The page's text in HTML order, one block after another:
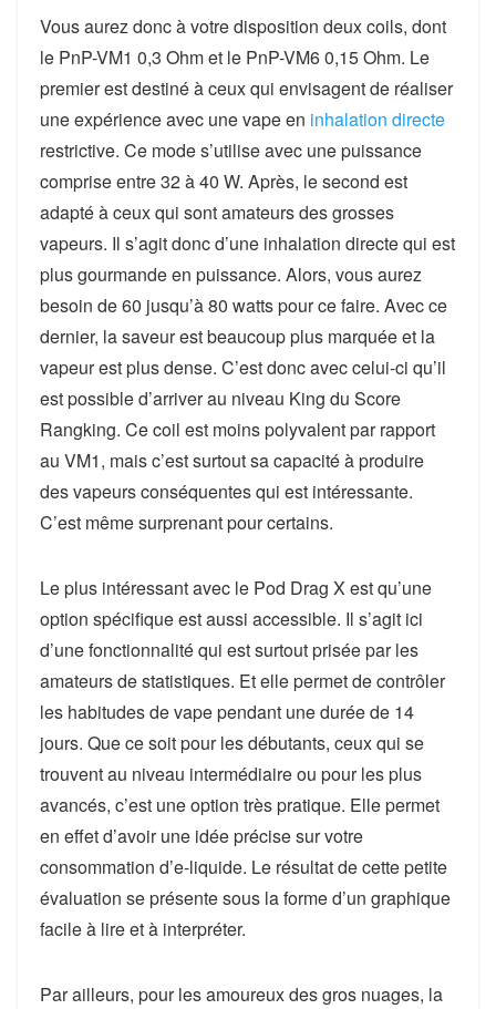
Vous aurez donc à votre disposition deux coils, dont
le PnP-VM1 0,3 Ohm et le PnP-VM6 0,15 Ohm. Le
premier est destiné à ceux qui envisagent de réaliser
une expérience avec une vape en inhalation directe
restrictive. Ce mode s’utilise avec une puissance
comprise entre 32 à 40 W. Après, le second est
adapté à ceux qui sont amateurs des grosses
vapeurs. Il s’agit donc d’une inhalation directe qui est
plus gourmande en puissance. Alors, vous aurez
besoin de 60 jusqu’à 80 watts pour ce faire. Avec ce
dernier, la saveur est beaucoup plus marquée et la
vapeur est plus dense. C’est donc avec celui-ci qu’il
est possible d’arriver au niveau King du Score
Rangking. Ce coil est moins polyvalent par rapport
au VM1, mais c’est surtout sa capacité à produire
des vapeurs conséquentes qui est intéressante.
C’est même surprenant pour certains.
Le plus intéressant avec le Pod Drag X est qu’une
option spécifique est aussi accessible. Il s’agit ici
d’une fonctionnalité qui est surtout prisée par les
amateurs de statistiques. Et elle permet de contrôler
les habitudes de vape pendant une durée de 14
jours. Que ce soit pour les débutants, ceux qui se
trouvent au niveau intermédiaire ou pour les plus
avancés, c’est une option très pratique. Elle permet
en effet d’avoir une idée précise sur votre
consommation d’e-liquide. Le résultat de cette petite
évaluation se présente sous la forme d’un graphique
facile à lire et à interpréter.
Par ailleurs, pour les amoureux des gros nuages, la